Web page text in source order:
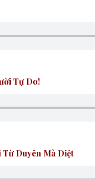
Tự Do!
Từ Duyên Mà Diệt